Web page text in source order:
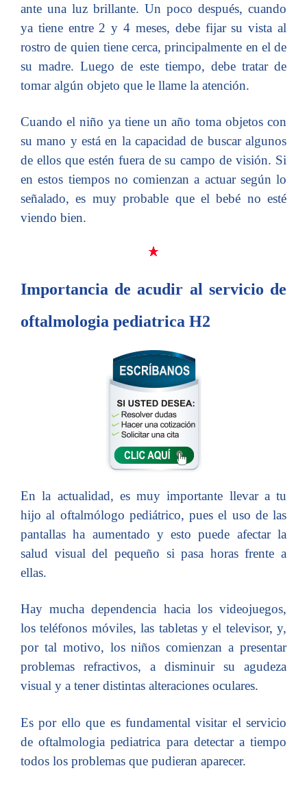
ante una luz brillante. Un poco después, cuando
ya tiene entre 2 y 4 meses, debe fijar su vista al
rostro de quien tiene cerca, principalmente en el de
su madre. Luego de este tiempo, debe tratar de
tomar algún objeto que le llame la atención.
Cuando el niño ya tiene un año toma objetos con
su mano y está en la capacidad de buscar algunos
de ellos que estén fuera de su campo de visión. Si
en estos tiempos no comienzan a actuar según lo
señalado, es muy probable que el bebé no esté
viendo bien.
Importancia de acudir al servicio de
oftalmologia pediatrica H2
En la actualidad, es muy importante llevar a tu
hijo al oftalmólogo pediátrico, pues el uso de las
pantallas ha aumentado y esto puede afectar la
salud visual del pequeño si pasa horas frente a
ellas.
Hay mucha dependencia hacia los videojuegos,
los teléfonos móviles, las tabletas y el televisor, y,
por tal motivo, los niños comienzan a presentar
problemas refractivos, a disminuir su agudeza
visual y a tener distintas alteraciones oculares.
Es por ello que es fundamental visitar el servicio
de oftalmologia pediatrica para detectar a tiempo
todos los problemas que pudieran aparecer.